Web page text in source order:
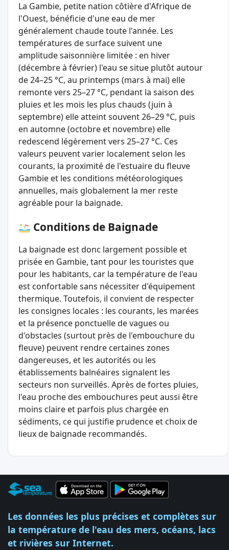
La Gambie, petite nation côtière d'Afrique de
l'Ouest, bénéficie d'une eau de mer
généralement chaude toute l'année. Les
températures de surface suivent une
amplitude saisonnière limitée : en hiver
(décembre à février) l'eau se situe plutôt autour
de 24–25 °C, au printemps (mars à mai) elle
remonte vers 25–27 °C, pendant la saison des
pluies et les mois les plus chauds (juin à
septembre) elle atteint souvent 26–29 °C, puis
en automne (octobre et novembre) elle
redescend légèrement vers 25–27 °C. Ces
valeurs peuvent varier localement selon les
courants, la proximité de l'estuaire du fleuve
Gambie et les conditions météorologiques
annuelles, mais globalement la mer reste
agréable pour la baignade.
Conditions de Baignade
La baignade est donc largement possible et
prisée en Gambie, tant pour les touristes que
pour les habitants, car la température de l'eau
est confortable sans nécessiter d'équipement
thermique. Toutefois, il convient de respecter
les consignes locales : les courants, les marées
et la présence ponctuelle de vagues ou
d'obstacles (surtout près de l'embouchure du
fleuve) peuvent rendre certaines zones
dangereuses, et les autorités ou les
établissements balnéaires signalent les
secteurs non surveillés. Après de fortes pluies,
l'eau proche des embouchures peut aussi être
moins claire et parfois plus chargée en
sédiments, ce qui justifie prudence et choix de
lieux de baignade recommandés.
Les données les plus précises et complètes sur
la température de l'eau des mers, océans, lacs
et rivières sur Internet.